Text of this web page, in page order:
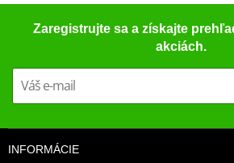
Zaregistrujte sa a získajte
akciách.
INFORMÁCIE